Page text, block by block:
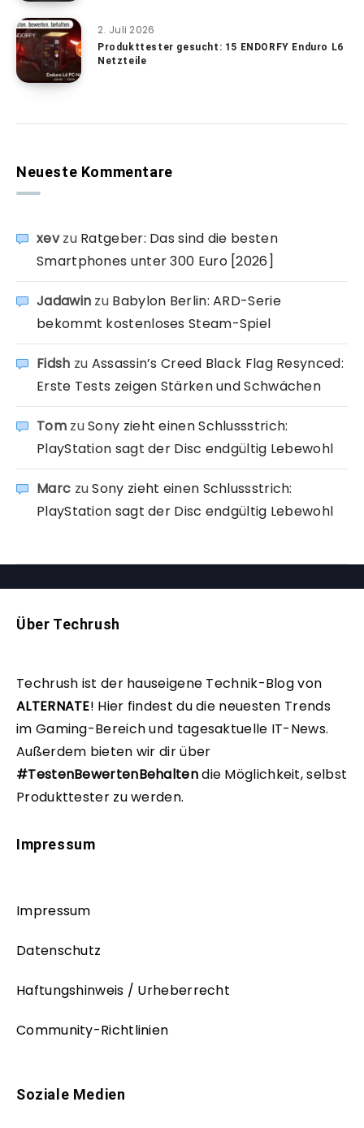
2. Juli 2026
Produkttester gesucht: 15 ENDORFY Enduro L6
Netzteile
Neueste Kommentare
xevzu Ratgeber: Das sind die besten
Smartphones unter 300 Euro [2026]
Jadawin zu Babylon Berlin: ARD-Serie
bekommt kostenloses Steam-Spiel
Fidsh zu Assassin’s Creed Black Flag Resynced:
Erste Tests zeigen Stärken und Schwächen
TomzuSony zieht einen Schlussstrich:
PlayStation sagt der Disc endgültig Lebewohl
Marc zuSony zieht einen Schlussstrich:
PlayStation sagt der Disc endgültig Lebewohl
Über Techrush
Techrush ist der hauseigene Technik-Blog von
ALTERNATE! Hier findest du die neuesten Trends
im Gaming-Bereich und tagesaktuelle IT-News.
Außerdem bieten wir dir über
#TestenBewertenBehaltendie Möglichkeit, selbst
Produkttester zu werden.
Impressum
Impressum
Datenschutz
Haftungshinweis / Urheberrecht
Community-Richtlinien
Soziale Medien